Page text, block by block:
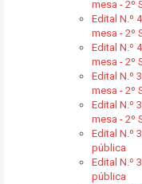
mesa - 2º
Edital N.º
mesa - 2º
Edital N.º
mesa - 2º
Edital N.º
mesa - 2º
Edital N.º
mesa - 2º
Edital N.º
pública
Edital N.º
pública